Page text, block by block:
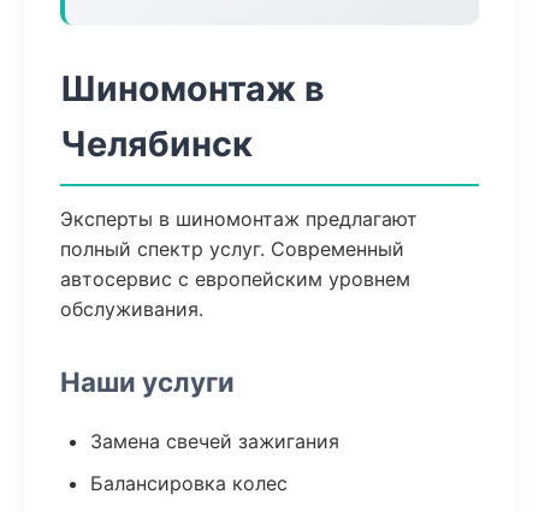
Шиномонтаж в
Челябинск
Эксперты в шиномонтаж предлагают
полный спектр услуг. Современный
автосервис с европейским уровнем
обслуживания.
Наши услуги
Замена свечей зажигания
Балансировка колес